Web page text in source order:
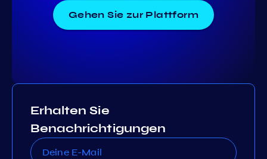
Gehen Sie zur Plattform
Erhalten Sie
Benachrichtigungen